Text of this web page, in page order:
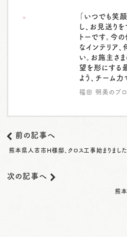
「いつでも笑
し、お見送り
トーです。今
なインテリア
い。お施主さ
望を形にする
よう、チーム
福田 明美のプロ
前の記事へ
熊本県人吉市H様邸、クロス工事始まりました
次の記事へ
熊